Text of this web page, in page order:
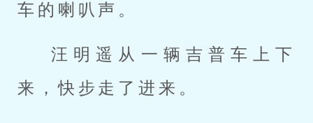
车的喇叭声。
汪明遥从一辆吉普车上下
来，快步走了进来。